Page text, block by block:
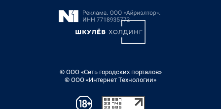
© ООО «Сеть городских порталов»
© ООО «Интернет Технологии»